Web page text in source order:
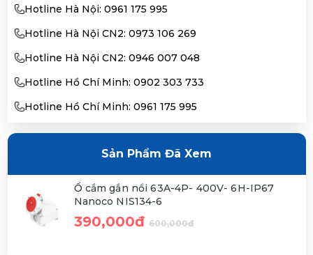
Hotline Hà Nội: 0961 175 995
Hotline Hà Nội CN2: 0973 106 269
Hotline Hà Nội CN2: 0946 007 048
Hotline Hồ Chí Minh: 0902 303 733
Hotline Hồ Chí Minh: 0961 175 995
Sản Phẩm Đã Xem
Ổ cắm gắn nổi 63A-4P- 400V- 6H-IP67
Nanoco NIS134-6
390,000đ 600,000đ